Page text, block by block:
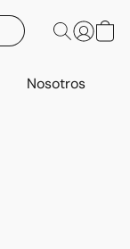
Nosotros